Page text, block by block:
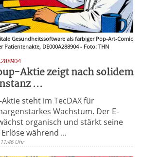
Gesundheitssoftware als farbiger Pop-Art-Comic
DE000A288904 - Foto: THN
Aktie zeigt nach solidem
...
steht im TecDAX für
Wachstum. Der E-
organisch und stärkt seine
während ...
Uhr